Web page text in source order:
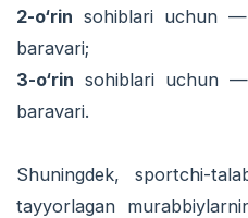
2-o‘rin sohiblari uchun —
baravari;
3-o‘rin sohiblari uchun —
baravari.
Shuningdek, sportchi-
tayyorlagan